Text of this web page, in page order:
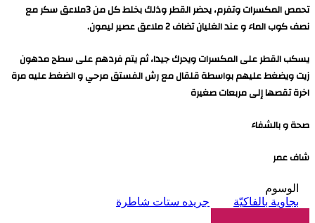
تحمص المكسرات وتفرم، يحضر القطر وذلك بخلط كل من 3ملاعق سكر مع
نصف كوب الماء و عند الغليان تضاف 2 ملاعق عصير ليمون.
يسكب القطر على المكسرات ويحرك جيدا، ثم يتم فردهم على سطح مدهون
زيت ويضغط عليهم بواسطة قلقال مع رش الفستق مرحي و الضغط عليه مرة
اخرة تقصها إلى مربعات صغيرة
صحة و بالشفاء
شاف عمر
الوسوم
بجاوية بالفاكيّة
جريده ستات شاطرة